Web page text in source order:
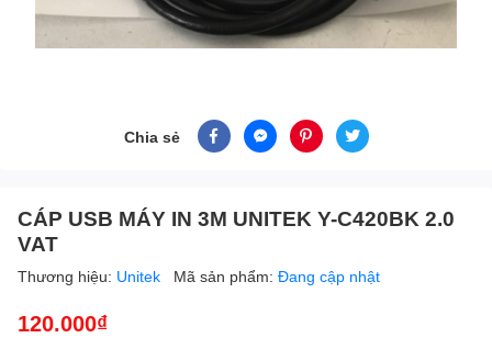
Chia sẻ
CÁP USB MÁY IN 3M UNITEK Y-C420BK 2.0
VAT
Thương hiệu: Unitek Mã sản phẩm: Đang cập nhật
120.000₫